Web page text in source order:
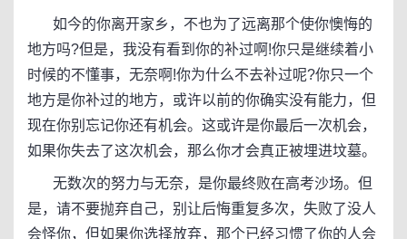
如今的你离开家乡，不也为了远离那个使你懊悔的
地方吗?但是，我没有看到你的补过啊!你只是继续着小
时候的不懂事，无奈啊!你为什么不去补过呢?你只一个
地方是你补过的地方，或许以前的你确实没有能力，但
现在你别忘记你还有机会。这或许是你最后一次机会，
如果你失去了这次机会，那么你才会真正被埋进坟墓。
无数次的努力与无奈，是你最终败在高考沙场。但
是，请不要抛弃自己，别让后悔重复多次，失败了没人
会怪你，但如果你选择放弃，那个已经习惯了你的人会